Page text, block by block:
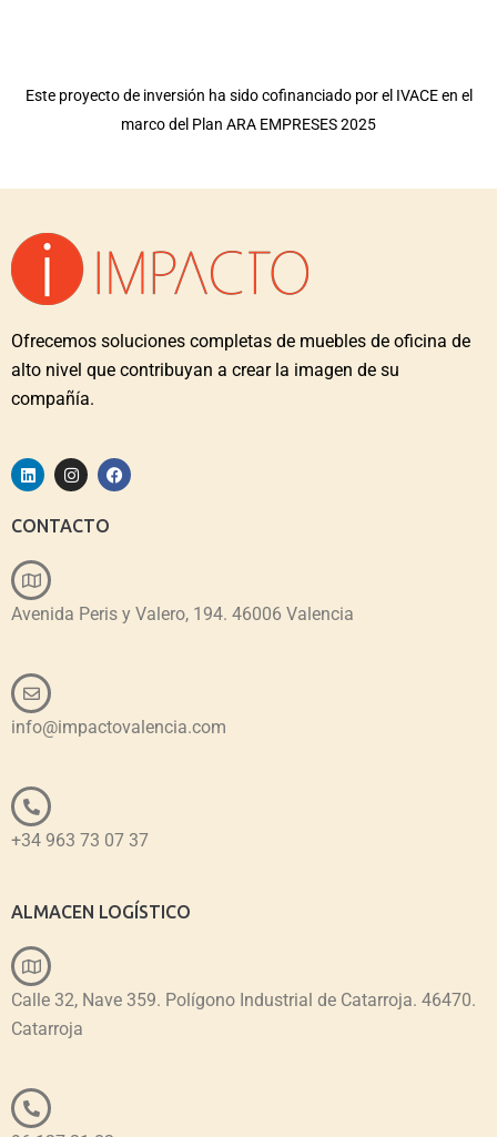
Este proyecto de inversión ha sido cofinanciado por el IVACE en el
marco del Plan ARA EMPRESES 2025
Ofrecemos soluciones completas de muebles de oficina de
alto nivel que contribuyan a crear la imagen de su
compañía.
CONTACTO
Avenida Peris y Valero, 194. 46006 Valencia
info@impactovalencia.com
+34 963 73 07 37
ALMACEN LOGÍSTICO
Calle 32, Nave 359. Polígono Industrial de Catarroja. 46470.
Catarroja